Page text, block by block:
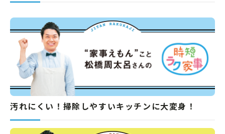
汚れにくい！掃除しやすいキッチンに大変身！